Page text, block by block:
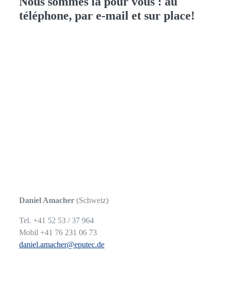
téléphone, par e-mail et sur place!
Daniel Amacher(Schweiz)
Tel. +41 52 53 / 37 964
Mobil +41 76 231 06 73
daniel.amacher@eputec.de